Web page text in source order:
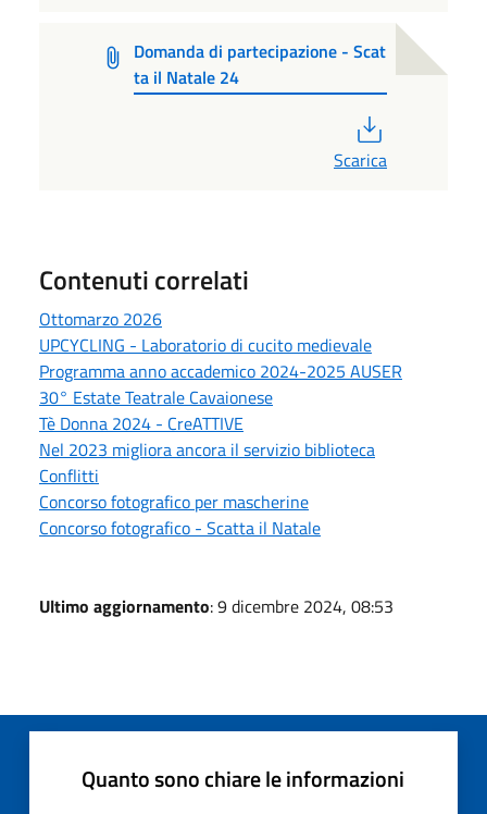
Domanda di partecipazione - Scat
ta il Natale 24
Scarica
Contenuti correlati
Ottomarzo 2026
UPCYCLING - Laboratorio di cucito medievale
Programma anno accademico 2024-2025 AUSER
30° Estate Teatrale Cavaionese
Tè Donna 2024 - CreATTIVE
Nel 2023 migliora ancora il servizio biblioteca
Conflitti
Concorso fotografico per mascherine
Concorso fotografico - Scatta il Natale
Ultimo aggiornamento: 9 dicembre 2024, 08:53
Quanto sono chiare le informazioni